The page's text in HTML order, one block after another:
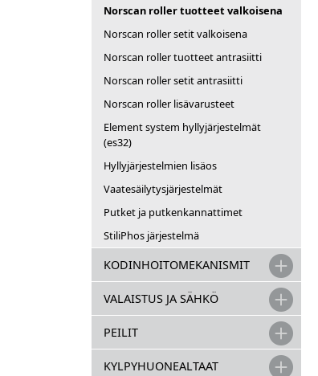
Norscan roller tuotteet valkoisena
Norscan roller setit valkoisena
Norscan roller tuotteet antrasiitti
Norscan roller setit antrasiitti
Norscan roller lisävarusteet
Element system hyllyjärjestelmät
(es32)
Hyllyjärjestelmien lisäos
Vaatesäilytysjärjestelmät
Putket ja putkenkannattimet
StiliPhos järjestelmä
KODINHOITOMEKANISMIT
VALAISTUS JA SÄHKÖ
PEILIT
KYLPYHUONEALTAAT